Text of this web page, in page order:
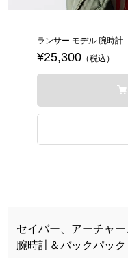
ランサー モデル 腕時計
¥25,300 （税込）
セイバー、アーチャ
腕時計＆バックパック